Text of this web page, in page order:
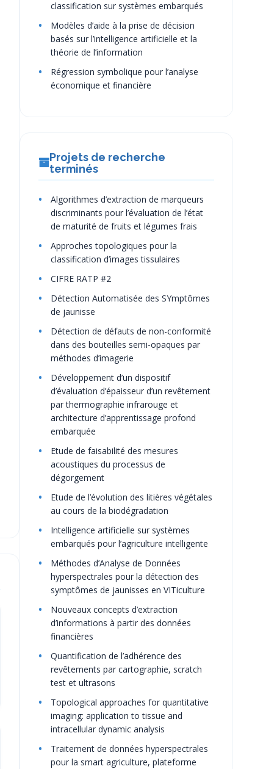
classification sur systèmes embarqués
Modèles d’aide à la prise de décision
basés sur l’intelligence artificielle et la
théorie de l’information
Régression symbolique pour l’analyse
économique et financière
Projets de recherche
terminés
Algorithmes d’extraction de marqueurs
discriminants pour l’évaluation de l’état
de maturité de fruits et légumes frais
Approches topologiques pour la
classification d’images tissulaires
CIFRE RATP #2
Détection Automatisée des SYmptômes
de jaunisse
Détection de défauts de non-conformité
dans des bouteilles semi-opaques par
méthodes d’imagerie
Développement d’un dispositif
d’évaluation d’épaisseur d’un revêtement
par thermographie infrarouge et
architecture d’apprentissage profond
embarquée
Etude de faisabilité des mesures
acoustiques du processus de
dégorgement
Etude de l’évolution des litières végétales
au cours de la biodégradation
Intelligence artificielle sur systèmes
embarqués pour l’agriculture intelligente
Méthodes d’Analyse de Données
hyperspectrales pour la détection des
symptômes de jaunisses en VITiculture
Nouveaux concepts d’extraction
d’informations à partir des données
financières
Quantification de l’adhérence des
revêtements par cartographie, scratch
test et ultrasons
Topological approaches for quantitative
imaging: application to tissue and
intracellular dynamic analysis
Traitement de données hyperspectrales
pour la smart agriculture, plateforme